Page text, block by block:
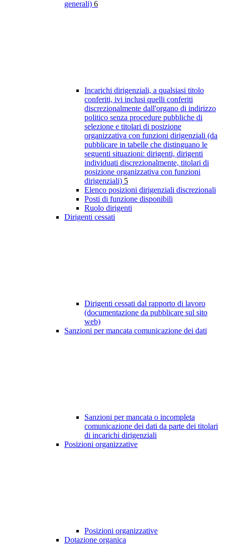
generali) 6
Incarichi dirigenziali, a qualsiasi titolo
conferiti, ivi inclusi quelli conferiti
discrezionalmente dall'organo di indirizzo
politico senza procedure pubbliche di
selezione e titolari di posizione
organizzativa con funzioni dirigenziali (da
pubblicare in tabelle che distinguano le
seguenti situazioni: dirigenti, dirigenti
individuati discrezionalmente, titolari di
posizione organizzativa con funzioni
dirigenziali) 5
Elenco posizioni dirigenziali discrezionali
Posti di funzione disponibili
Ruolo dirigenti
Dirigenti cessati
Dirigenti cessati dal rapporto di lavoro
(documentazione da pubblicare sul sito
web)
Sanzioni per mancata comunicazione dei dati
Sanzioni per mancata o incompleta
comunicazione dei dati da parte dei titolari
di incarichi dirigenziali
Posizioni organizzative
Posizioni organizzative
Dotazione organica